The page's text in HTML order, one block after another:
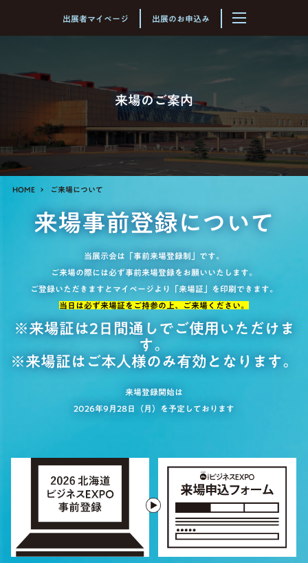
北海道最大級のビジネスイベント
出展者マイページ 出展のお申込み
来場のご案内
HOME ご来場について
来場事前登録について
当展示会は「事前来場登録制」です。
ご来場の際には必ず事前来場登録をお願いいたします。
ご登録いただきますとマイページより「来場証」を印刷できます。
当日は必ず来場証をご持参の上、ご来場ください。
※来場証は2日間通しでご使用いただけま
す。
※来場証はご本人様のみ有効となります。
来場登録開始は
2026年9月28日（月）を予定しております